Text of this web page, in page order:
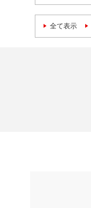
全て表示